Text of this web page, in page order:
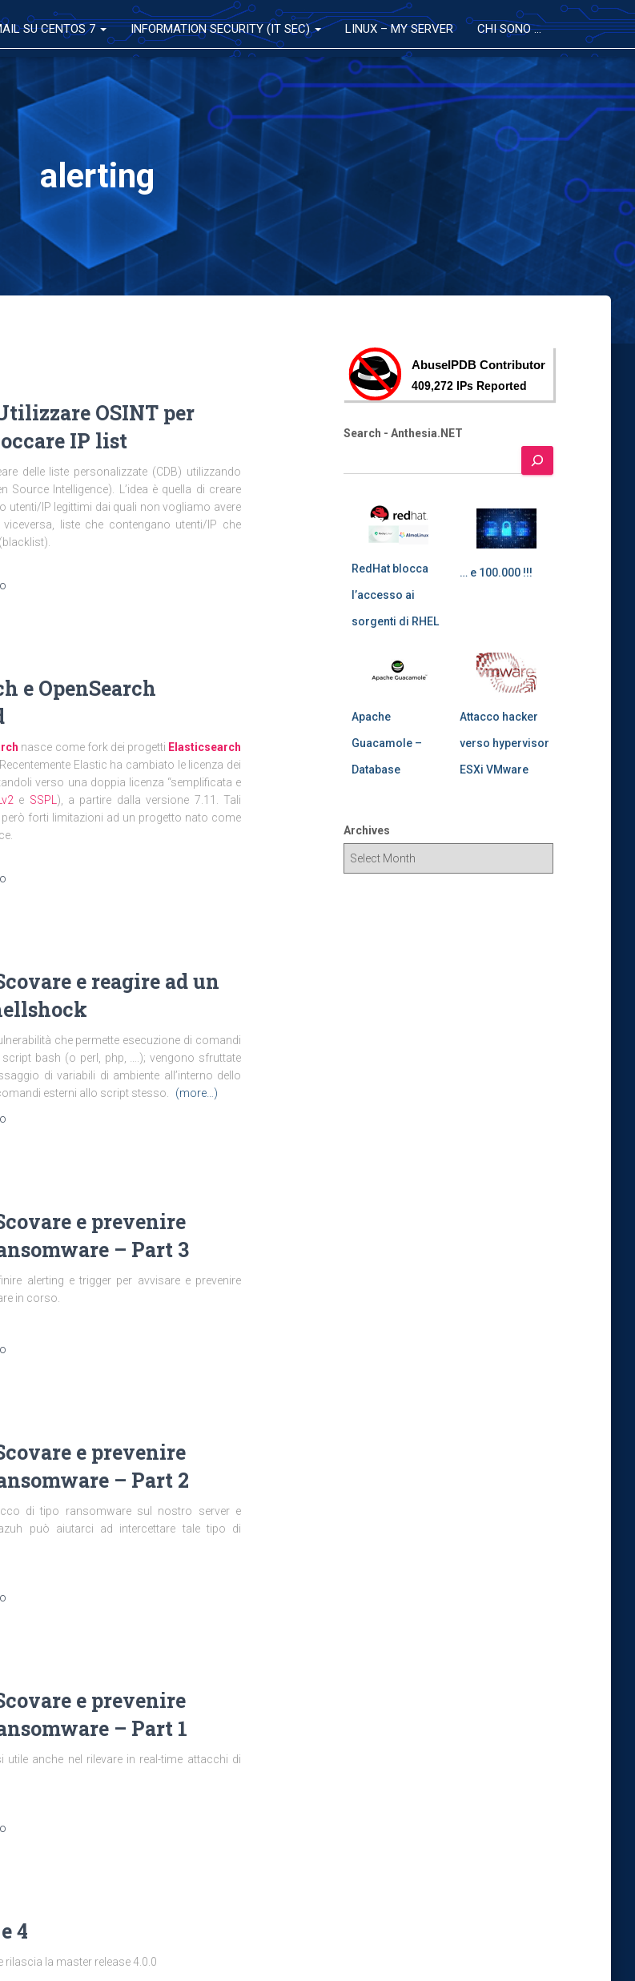
SU CENTOS 7 INFORMATION SECURITY (IT SEC) LINUX – MY SERVER CHI SONO …
alerting
OSINT per
IP list
delle liste personalizzate (CDB) utilizzando
Source Intelligence). L’idea è quella di creare
utenti/IP legittimi dai quali non vogliamo avere
liste che contengano utenti/IP che
e OpenSearch
nasce come fork dei progetti Elasticsearch
. Recentemente Elastic ha cambiato le licenza dei
verso una doppia licenza “semplificata e
e SSPL ), a partire dalla versione 7.11. Tali
però forti limitazioni ad un progetto nato come
e reagire ad un
che permette esecuzione di comandi
script bash (o perl, php, ….); vengono sfruttate
di variabili di ambiente all’interno dello
esterni allo script stesso.
(more…)
e prevenire
– Part 3
alerting e trigger per avvisare e prevenire
in corso.
e prevenire
– Part 2
di tipo ransomware sul nostro server e
può aiutarci ad intercettare tale tipo di
e prevenire
– Part 1
utile anche nel rilevare in real-time attacchi di
4
rilascia la master release 4.0.0
Search - Anthesia.NET
RedHat blocca
l’accesso ai
sorgenti di RHEL
… e 100.000 !!!
Apache
Guacamole –
Database
Attacco hacker
verso hypervisor
ESXi VMware
Archives